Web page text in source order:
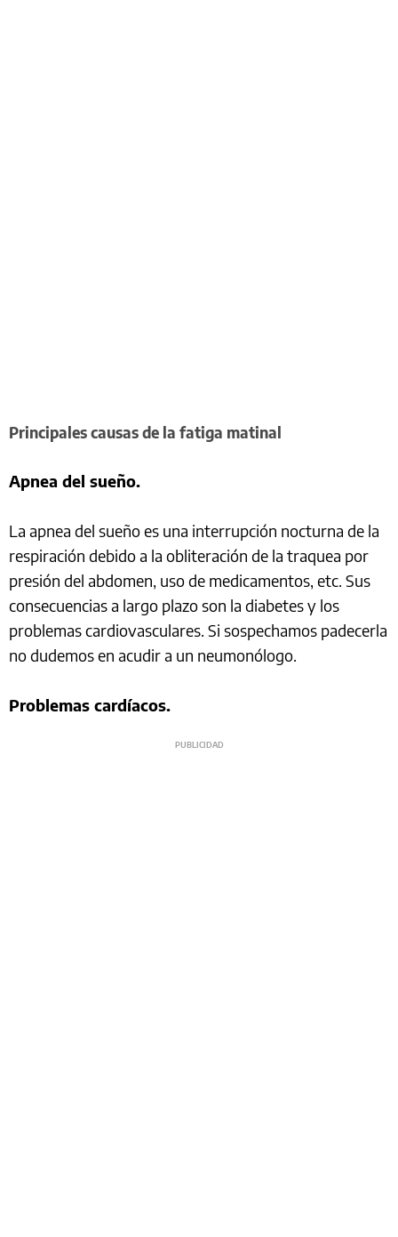
Principales causas de la fatiga matinal
Apnea del sueño.
La apnea del sueño es una interrupción nocturna de la
respiración debido a la obliteración de la traquea por
presión del abdomen, uso de medicamentos, etc. Sus
consecuencias a largo plazo son la diabetes y los
problemas cardiovasculares. Si sospechamos padecerla
no dudemos en acudir a un neumonólogo.
Problemas cardíacos.